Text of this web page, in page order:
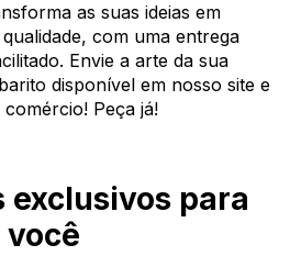
as suas ideias em
com uma entrega
Envie a arte da sua
disponível em nosso site e
Peça já!
exclusivos para
você